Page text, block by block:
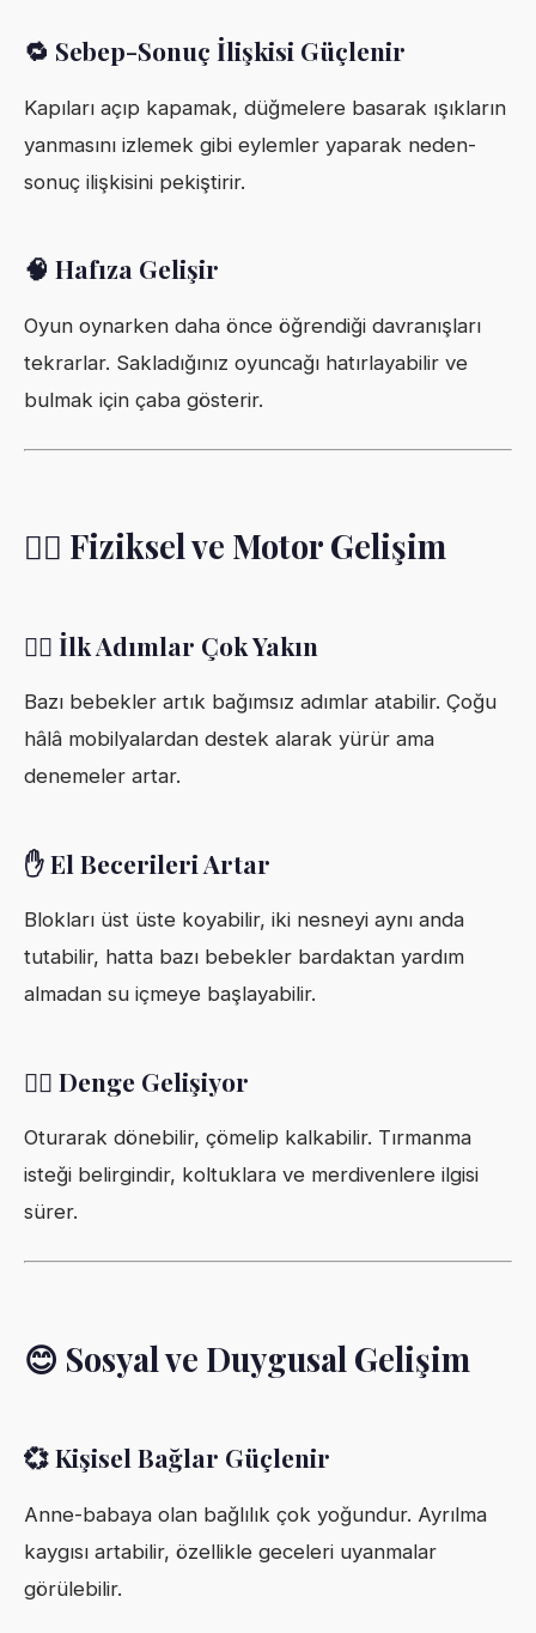
🔁 Sebep-Sonuç İlişkisi Güçlenir
Kapıları açıp kapamak, düğmelere basarak ışıkların
yanmasını izlemek gibi eylemler yaparak neden-
sonuç ilişkisini pekiştirir.
🧠 Hafıza Gelişir
Oyun oynarken daha önce öğrendiği davranışları
tekrarlar. Sakladığınız oyuncağı hatırlayabilir ve
bulmak için çaba gösterir.
🏃‍♂️ Fiziksel ve Motor Gelişim
🚶‍♂️ İlk Adımlar Çok Yakın
Bazı bebekler artık bağımsız adımlar atabilir. Çoğu
hâlâ mobilyalardan destek alarak yürür ama
denemeler artar.
✋ El Becerileri Artar
Blokları üst üste koyabilir, iki nesneyi aynı anda
tutabilir, hatta bazı bebekler bardaktan yardım
almadan su içmeye başlayabilir.
🧗‍♂️ Denge Gelişiyor
Oturarak dönebilir, çömelip kalkabilir. Tırmanma
isteği belirgindir, koltuklara ve merdivenlere ilgisi
sürer.
😊 Sosyal ve Duygusal Gelişim
💞 Kişisel Bağlar Güçlenir
Anne-babaya olan bağlılık çok yoğundur. Ayrılma
kaygısı artabilir, özellikle geceleri uyanmalar
görülebilir.